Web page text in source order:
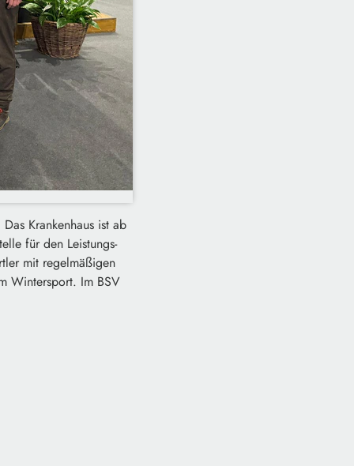
Krankenhaus ist ab
für den Leistungs-
mit regelmäßigen
Wintersport. Im BSV